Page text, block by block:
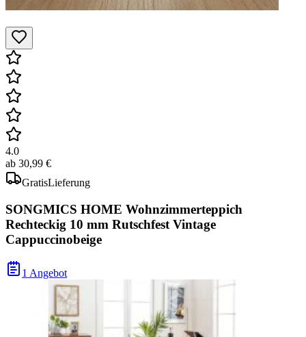
4.0
ab 30,99 €
GratisLieferung
SONGMICS HOME Wohnzimmerteppich
Rechteckig 10 mm Rutschfest Vintage
Cappuccinobeige
1 Angebot